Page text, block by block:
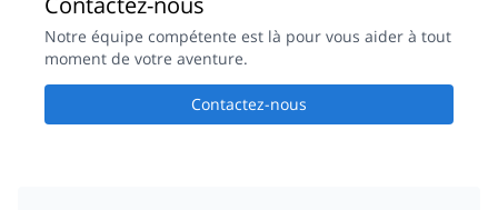
Notre équipe compétente est là pour vous aider à tout
moment de votre aventure.
Contactez-nous